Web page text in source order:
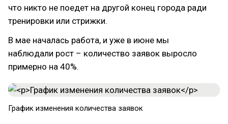
что никто не поедет на другой конец города ради
тренировки или стрижки.
В мае началась работа, и уже в июне мы
наблюдали рост – количество заявок выросло
примерно на 40%.
График изменения количества заявок